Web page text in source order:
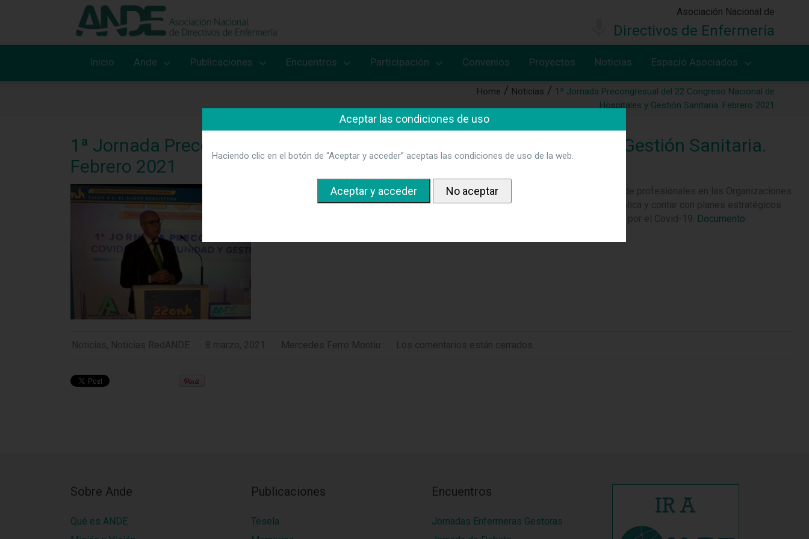
Asociación Nacional de
Directivos de Enfermería
Inicio Ande Publicaciones Encuentros Participación Convenios Proyectos Noticias Espacio Asociados
Home Noticias
1ª Jornada Precongresual del 22 Congreso Nacional de
Hospitales y Gestión Sanitaria. Febrero 2021
1ª Jornada Precongresual del 22 Congreso Nacional de Hospitales y Gestión Sanitaria.
Febrero 2021
Durante la jornada, se ha puesto de manifiesto la importancia del aumento del número de profesionales en las Organizaciones
Sanitarias y su formación específica, el refuerzo de la Atención Primaria y la Salud Pública y contar con planes estratégicos
de crisis, como herramientas clave en la gestión de una pandemia como la ocasionada por el Covid-19. Documento
Noticias, Noticias RedANDE 8 marzo, 2021 Mercedes Ferro Montiu Los comentarios están cerrados.
Sobre Ande
Qué es ANDE
Publicaciones
Tesela
Encuentros
Jornadas Enfermeras Gestoras
Aceptar las condiciones de uso
Haciendo clic en el botón de “Aceptar y acceder” aceptas las condiciones de uso de la web.